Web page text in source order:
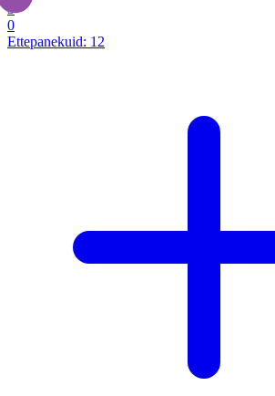
3
0
Ettepanekuid: 12